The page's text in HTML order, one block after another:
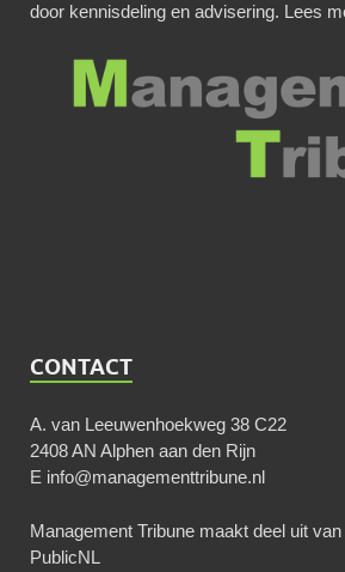
door kennisdeling en advisering. Lees
CONTACT
A. van Leeuwenhoekweg 38 C22
2408 AN Alphen aan den Rijn
E info@managementtribune.nl
Management Tribune maakt deel uit
PublicNL